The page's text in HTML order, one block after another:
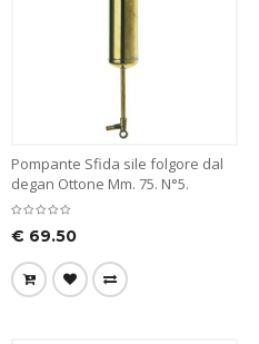
Pompante Sfida sile folgore dal
degan Ottone Mm. 75. N°5.
€ 69.50